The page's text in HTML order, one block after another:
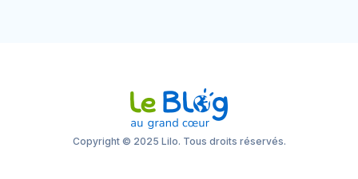
Copyright © 2025 Lilo. Tous droits réservés.